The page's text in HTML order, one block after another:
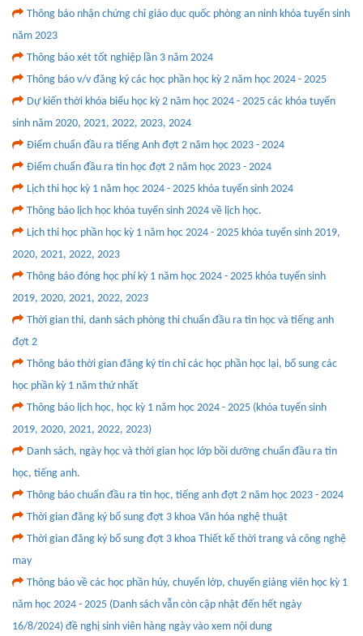
Thông báo nhận chứng chỉ giáo dục quốc phòng an ninh khóa tuyển sinh
năm 2023
Thông báo xét tốt nghiệp lần 3 năm 2024
Thông báo v/v đăng ký các học phần học kỳ 2 năm học 2024 - 2025
Dự kiến thời khóa biểu học kỳ 2 năm học 2024 - 2025 các khóa tuyển
sinh năm 2020, 2021, 2022, 2023, 2024
Điểm chuẩn đầu ra tiếng Anh đợt 2 năm học 2023 - 2024
Điểm chuẩn đầu ra tin học đợt 2 năm học 2023 - 2024
Lịch thi học kỳ 1 năm học 2024 - 2025 khóa tuyển sinh 2024
Thông báo lịch học khóa tuyển sinh 2024 về lịch học.
Lịch thi học phần học kỳ 1 năm học 2024 - 2025 khóa tuyển sinh 2019,
2020, 2021, 2022, 2023
Thông báo đóng học phí kỳ 1 năm học 2024 - 2025 khóa tuyển sinh
2019, 2020, 2021, 2022, 2023
Thời gian thi, danh sách phòng thi chuẩn đầu ra tin học và tiếng anh
đợt 2
Thông báo thời gian đăng ký tín chỉ các học phần học lại, bổ sung các
học phần kỳ 1 năm thứ nhất
Thông báo lịch học, học kỳ 1 năm học 2024 - 2025 (khóa tuyển sinh
2019, 2020, 2021, 2022, 2023)
Danh sách, ngày học và thời gian học lớp bồi dưỡng chuẩn đầu ra tin
học, tiếng anh.
Thông báo chuẩn đầu ra tin học, tiếng anh đợt 2 năm học 2023 - 2024
Thời gian đăng ký bổ sung đợt 3 khoa Văn hóa nghệ thuật
Thời gian đăng ký bổ sung đợt 3 khoa Thiết kế thời trang và công nghệ
may
Thông báo về các học phần hủy, chuyển lớp, chuyển giảng viên học kỳ 1
năm học 2024 - 2025 (Danh sách vẫn còn cập nhật đến hết ngày
16/8/2024) đề nghị sinh viên hàng ngày vào xem nội dung